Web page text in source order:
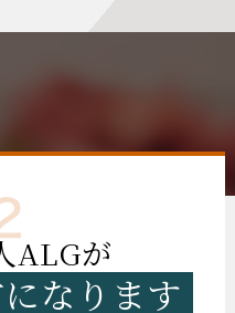
ALGが
なります